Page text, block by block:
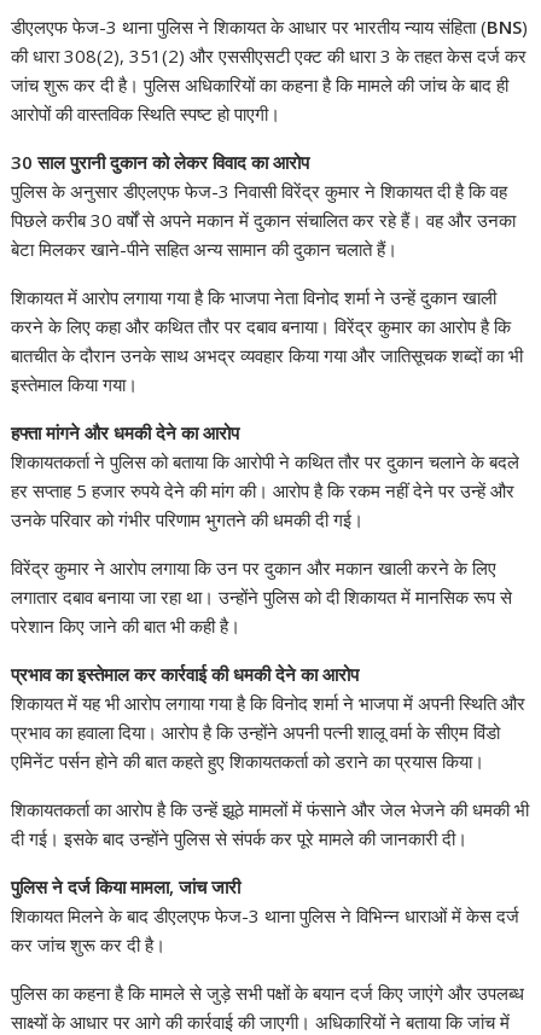
डीएलएफ फेज-3 थाना पुलिस ने शिकायत के आधार पर भारतीय न्याय संहिता (BNS)
की धारा 308(2), 351(2) और एससीएसटी एक्ट की धारा 3 के तहत केस दर्ज कर
जांच शुरू कर दी है। पुलिस अधिकारियों का कहना है कि मामले की जांच के बाद ही
आरोपों की वास्तविक स्थिति स्पष्ट हो पाएगी।
30साल पुरानी दुकान को लेकर विवाद का आरोप
पुलिस के अनुसार डीएलएफ फेज-3 निवासी विरेंद्र कुमार ने शिकायत दी है कि वह
पिछले करीब 30 वर्षों से अपने मकान में दुकान संचालित कर रहे हैं। वह और उनका
बेटा मिलकर खाने-पीने सहित अन्य सामान की दुकान चलाते हैं।
शिकायत में आरोप लगाया गया है कि भाजपा नेता विनोद शर्मा ने उन्हें दुकान खाली
करने के लिए कहा और कथित तौर पर दबाव बनाया। विरेंद्र कुमार का आरोप है कि
बातचीत के दौरान उनके साथ अभद्र व्यवहार किया गया और जातिसूचक शब्दों का भी
इस्तेमाल किया गया।
हफ्ता मांगने और धमकी देने का आरोप
शिकायतकर्ता ने पुलिस को बताया कि आरोपी ने कथित तौर पर दुकान चलाने के बदले
हर सप्ताह 5 हजार रुपये देने की मांग की। आरोप है कि रकम नहीं देने पर उन्हें और
उनके परिवार को गंभीर परिणाम भुगतने की धमकी दी गई।
विरेंद्र कुमार ने आरोप लगाया कि उन पर दुकान और मकान खाली करने के लिए
लगातार दबाव बनाया जा रहा था। उन्होंने पुलिस को दी शिकायत में मानसिक रूप से
परेशान किए जाने की बात भी कही है।
प्रभाव का इस्तेमाल कर कार्रवाई की धमकी देने का आरोप
शिकायत में यह भी आरोप लगाया गया है कि विनोद शर्मा ने भाजपा में अपनी स्थिति और
प्रभाव का हवाला दिया। आरोप है कि उन्होंने अपनी पत्नी शालू वर्मा के सीएम विंडो
एमिनेंट पर्सन होने की बात कहते हुए शिकायतकर्ता को डराने का प्रयास किया।
शिकायतकर्ता का आरोप है कि उन्हें झूठे मामलों में फंसाने और जेल भेजने की धमकी भी
दी गई। इसके बाद उन्होंने पुलिस से संपर्क कर पूरे मामले की जानकारी दी।
पुलिस ने दर्ज किया मामला,जांच जारी
शिकायत मिलने के बाद डीएलएफ फेज-3 थाना पुलिस ने विभिन्न धाराओं में केस दर्ज
कर जांच शुरू कर दी है।
पुलिस का कहना है कि मामले से जुड़े सभी पक्षों के बयान दर्ज किए जाएंगे और उपलब्ध
साक्ष्यों के आधार पर आगे की कार्रवाई की जाएगी। अधिकारियों ने बताया कि जांच में